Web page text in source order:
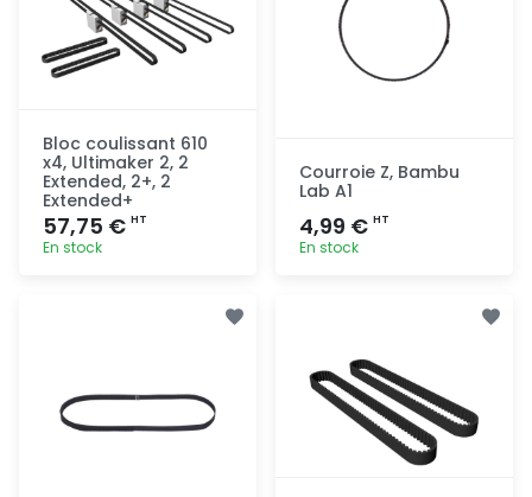
Bloc coulissant 610
x4, Ultimaker 2, 2
Extended, 2+, 2
Extended+
57,75 € HT
En stock
Courroie Z, Bambu
Lab A1
4,99 € HT
En stock